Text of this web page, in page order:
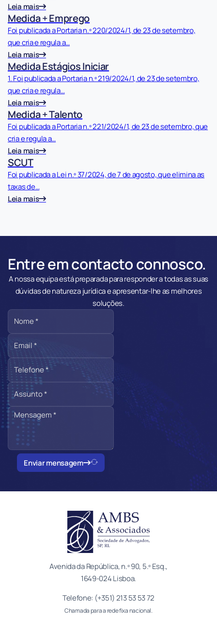
Leia mais
Medida + Emprego
Foi publicada a Portaria n.º 220/2024/1, de 23 de setembro,
que cria e regula a…
Leia mais
Medida Estágios Iniciar
1. Foi publicada a Portaria n.º 219/2024/1, de 23 de setembro,
que cria e regula…
Leia mais
Medida + Talento
Foi publicada a Portaria n.º 221/2024/1, de 23 de setembro, que
cria e regula a…
Leia mais
SCUT
Foi publicada a Lei n.º 37/2024, de 7 de agosto, que elimina as
taxas de…
Leia mais
Entre em contacto connosco.
A nossa equipa está preparada para responder a todas as suas
dúvidas de natureza jurídica e apresentar-lhe as melhores
soluções.
Enviar mensagem
Avenida da República, n.º 90, 5.º Esq.,
1649-024 Lisboa.
Telefone: (+351) 213 53 53 72
Chamada para a rede fixa nacional.